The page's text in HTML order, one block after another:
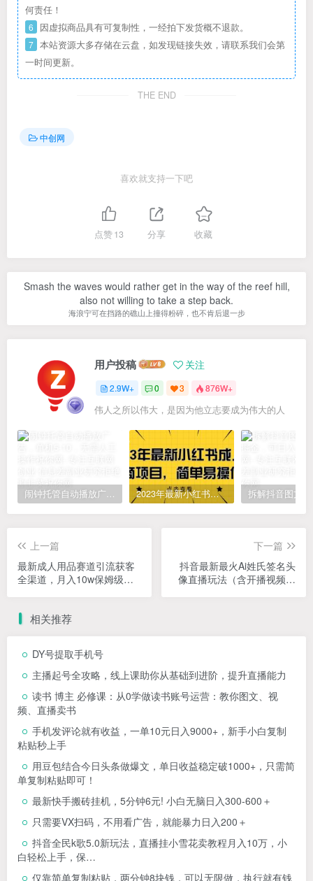
何责任！
6 因虚拟商品具有可复制性，一经拍下发货概不退款。
7 本站资源大多存储在云盘，如发现链接失效，请联系我们会第
一时间更新。
THE END
中创网
喜欢就支持一下吧
点赞13 分享 收藏
Smash the waves would rather get in the way of the reef hill,
also not willing to take a step back.
海浪宁可在挡路的礁山上撞得粉碎，也不肯后退一步
用户投稿 关注
2.9W+ 0 3 876W+
伟人之所以伟大，是因为他立志要成为伟大的人
闹钟托管自动播放广告，单机5-10，无需人工操作 2023年最新小红书成人电商项目，简单易操作【详细教程】
上一篇
最新成人用品赛道引流获客
全渠道，月入10w保姆级教
下一篇
抖音最新最火Ai姓氏签名头
像直播玩法（含开播视频教
相关推荐
DY号提取手机号
主播起号全攻略，线上课助你从基础到进阶，提升直播能力
读书 博主 必修课：从0学做读书账号运营：教你图文、视
频、直播卖书
手机发评论就有收益，一单10元日入9000+，新手小白复制
粘贴秒上手
用豆包结合今日头条做爆文，单日收益稳定破1000+，只需简
单复制粘贴即可！
最新快手搬砖挂机，5分钟6元! 小白无脑日入300-600＋
只需要VX扫码，不用看广告，就能暴力日入200＋
抖音全民k歌5.0新玩法，直播挂小雪花卖教程月入10万，小
白轻松上手，保…
仅靠简单复制粘贴，两分钟8块钱，可以无限做，执行就有钱